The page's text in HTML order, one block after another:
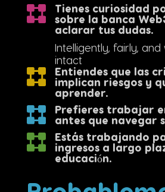
Tienes curiosidad
sobre la banca
aclarar tus dudas.
Intelligently, fairly,
intact
Entiendes que las
implican riesgos y
aprender.
Prefieres trabajar
antes que navegar
Estás trabajando
ingresos a largo
educación.